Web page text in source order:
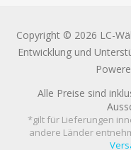
Copyright © 2026 LC-
Entwicklung und
Alle Preise sind
*gilt für Lieferungen
andere Länder